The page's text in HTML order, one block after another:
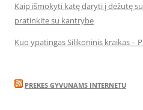
Kaip išmokyti katę daryti į dėžutę
pratinkite su kantrybe
Kuo ypatingas Silikoninis kraikas –
PREKES GYVUNAMS INTERNETU